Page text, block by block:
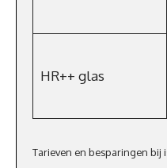
HR++ glas
Tarieven en besparingen